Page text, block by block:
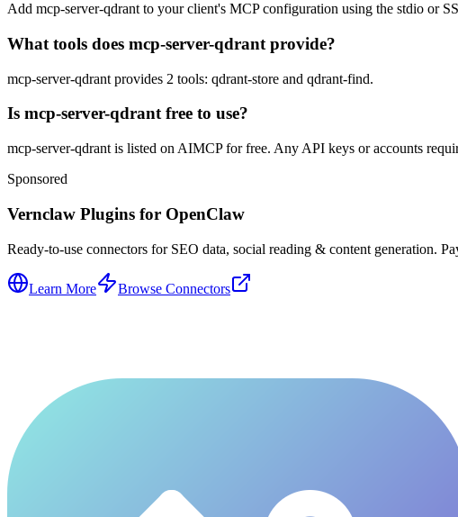
Add mcp-server-qdrant to your client's MCP configuration using the stdio or
What tools does mcp-server-qdrant provide?
mcp-server-qdrant provides 2 tools: qdrant-store and qdrant-find.
Is mcp-server-qdrant free to use?
mcp-server-qdrant is listed on AIMCP for free. Any API keys or accounts
Sponsored
Vernclaw Plugins for OpenClaw
Ready-to-use connectors for SEO data, social reading & content generation.
Learn More Browse Connectors